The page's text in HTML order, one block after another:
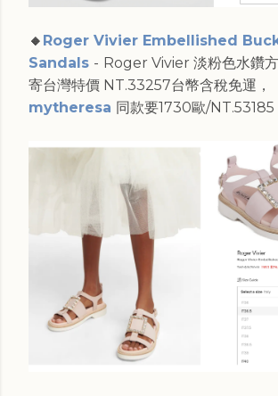
🔸 Roger Vivier Embellished
Sandals - Roger Vivier 淡粉色水鑽方
寄台灣特價 NT.33257台幣含稅免運，
mytheresa 同款要1730歐/NT.53185